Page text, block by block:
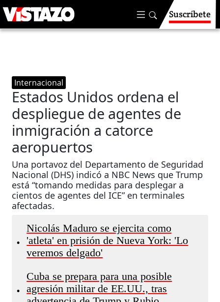
Suscríbete
Internacional
Estados Unidos ordena el
despliegue de agentes de
inmigración a catorce
aeropuertos
Una portavoz del Departamento de Seguridad
Nacional (DHS) indicó a NBC News que Trump
está “tomando medidas para desplegar a
cientos de agentes del ICE” en terminales
afectadas.
•
Nicolás Maduro se ejercita como
'atleta' en prisión de Nueva York: 'Lo
veremos delgado'
•
Cuba se prepara para una posible
agresión militar de EE.UU., tras